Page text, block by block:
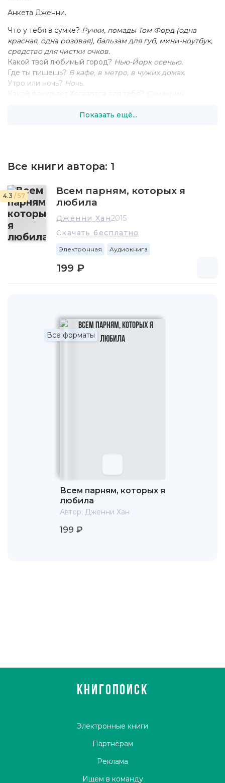
Анкета Дженни.
Что у тебя в сумке? Ручки, помады Том Форд (одна
красная, одна розовая), бальзам для губ, мини-ноутбук,
средство для чистки очков.
Какой твой любимый город? Нью-Йорк осенью.
Где ты пишешь? В кафе, в метро, в чужих домах.
Утро или ночь? Ночь.
платьев" Элеоноры Эстес, "Не отпускай меня" Кадзуо
Показать ещё...
Все книги автора: 1
4.3 / 57
Всем парням, которых я
любила
Дженни Хан2015
Скачать бесплатно
Электронная Аудиокнига
199 ₽
Все форматы
Всем парням, которых я
любила
Автор: Дженни Хан
199 ₽
КНИГОПОИСК
Электронные книги
Партнёрам
Реклама
Ищем в команду